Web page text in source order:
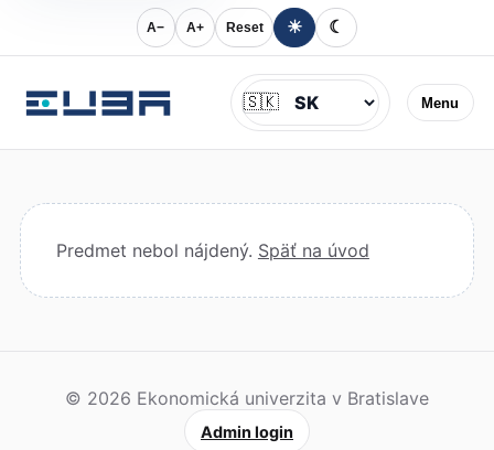
A− A+ Reset ☀ ☾
Menu
Jazyk
🇸🇰
Predmet nebol nájdený. Späť na úvod
© 2026 Ekonomická univerzita v Bratislave
Admin login